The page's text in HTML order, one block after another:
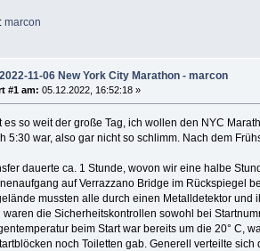
marcon
11-06 New York City Marathon - marcon
#1 am: 05.12.2022, 16:52:18 »
es so weit der große Tag, ich wollen den NYC
5:30 war, also gar nicht so schlimm. Nach dem
dauerte ca. 1 Stunde, wovon wir eine halbe
auf Verrazzano Bridge im Rückspiegel
mussten alle durch einen Metalldetektor
waren die Sicherheitskontrollen sowohl bei
beim Start war bereits um die 20° C,
noch Toiletten gab. Generell verteilte